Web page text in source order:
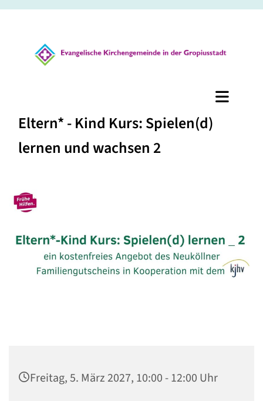
Eltern* - Kind Kurs: Spielen(d)
lernen und wachsen 2
Freitag, 5. März 2027, 10:00 - 12:00 Uhr